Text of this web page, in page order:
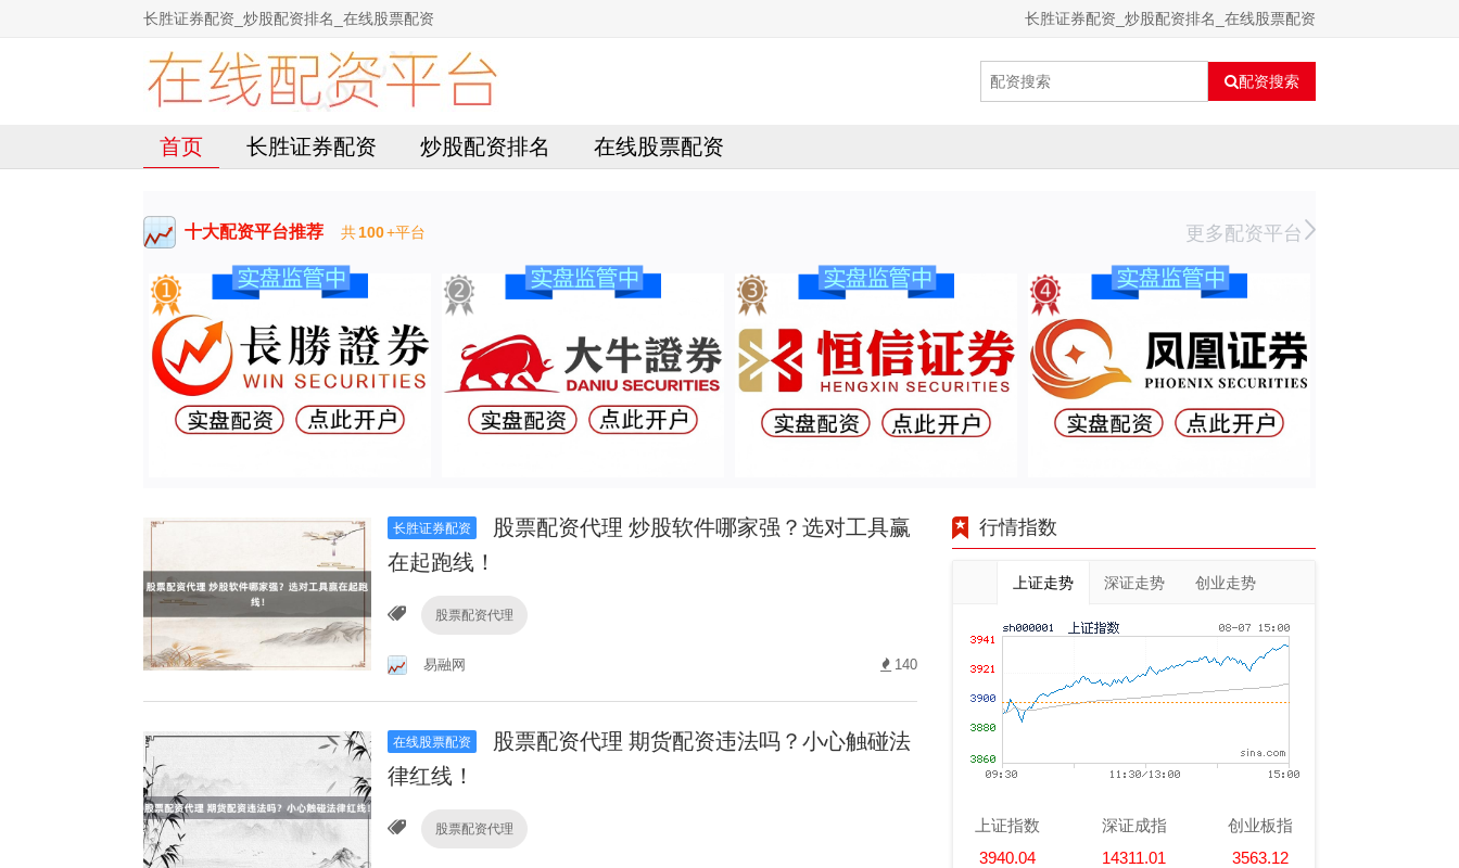
长胜证券配资_炒股配资排名_在线股票配资 长胜证券配资_炒股配资排名_在线股票配资
配资搜索
首页 长胜证券配资 炒股配资排名 在线股票配资
十大配资平台推荐 共100+平台 更多配资平台
长胜证券配资
股票配资代理 炒股软件哪家强？选对工具赢
在起跑线！
股票配资代理
易融网 140
在线股票配资
股票配资代理 期货配资违法吗？小心触碰法
律红线！
股票配资代理
行情指数
上证走势 深证走势 创业走势
上证指数
3940.04
深证成指
14311.01
创业板指
3563.12